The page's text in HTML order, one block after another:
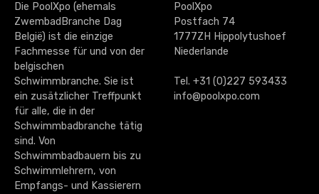
Die PoolXpo (ehemals
ZwembadBranche Dag
België) ist die einzige
Fachmesse für und von der
belgischen
Schwimmbranche. Sie ist
ein zusätzlicher Treffpunkt
für alle, die in der
Schwimmbadbranche tätig
sind. Von
Schwimmbadbauern bis zu
Schwimmlehrern, von
Empfangs- und Kassierern
PoolXpo
Postfach 74
1777ZH Hippolytushoef
Niederlande
Tel. +31 (0)227 593433
info@poolxpo.com